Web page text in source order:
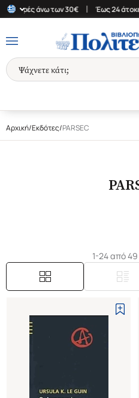
άνω των 30€ | Έως 24 άτοκες
Αρχική/Εκδότες/PARSEC
1-24 από